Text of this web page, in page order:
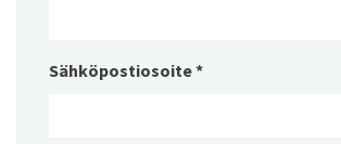
Sähköpostiosoite*